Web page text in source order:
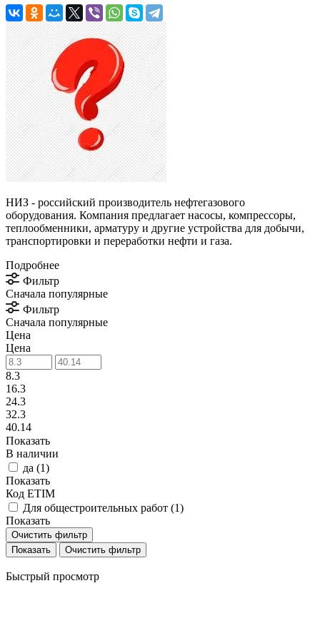
НИЗ - российский производитель нефтегазового
оборудования. Компания предлагает насосы, компрессоры,
теплообменники, арматуру и другие устройства для добычи,
транспортировки и переработки нефти и газа.
Подробнее
Фильтр
Сначала популярные
Фильтр
Сначала популярные
Цена
Цена
8.3
16.3
24.3
32.3
40.14
Показать
В наличии
да (1)
Показать
Код ETIM
Для общестроительных работ (1)
Показать
Очистить фильтр
Очистить фильтр
Быстрый просмотр